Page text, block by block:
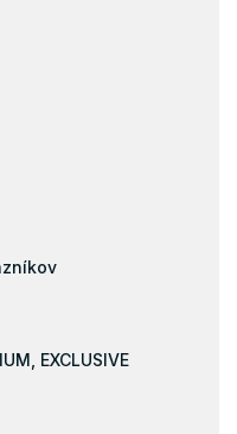
EXCLUSIVE